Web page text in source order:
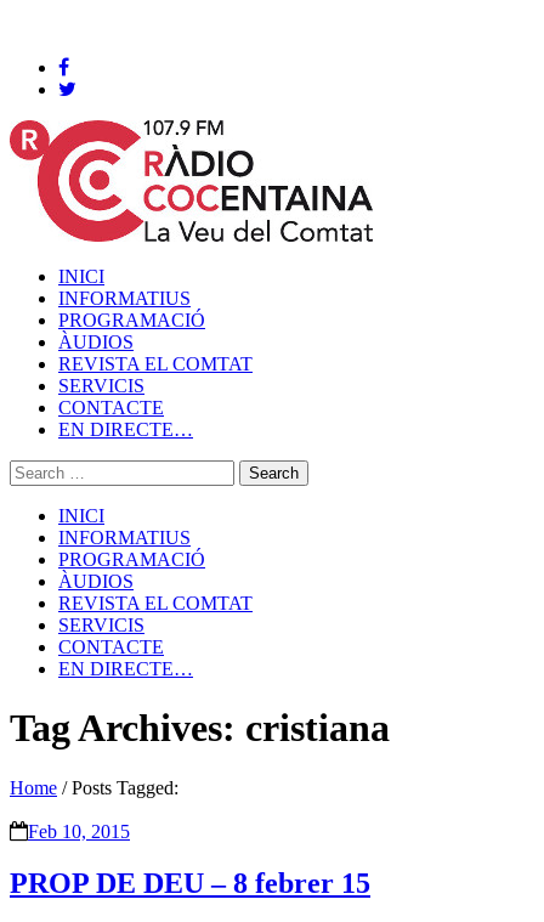
INICI
INFORMATIUS
PROGRAMACIÓ
ÀUDIOS
REVISTA EL COMTAT
SERVICIS
CONTACTE
EN DIRECTE…
INICI
INFORMATIUS
PROGRAMACIÓ
ÀUDIOS
REVISTA EL COMTAT
SERVICIS
CONTACTE
EN DIRECTE…
Tag Archives: cristiana
Home /Posts Tagged:
Feb 10, 2015
PROP DE DEU – 8 febrer 15